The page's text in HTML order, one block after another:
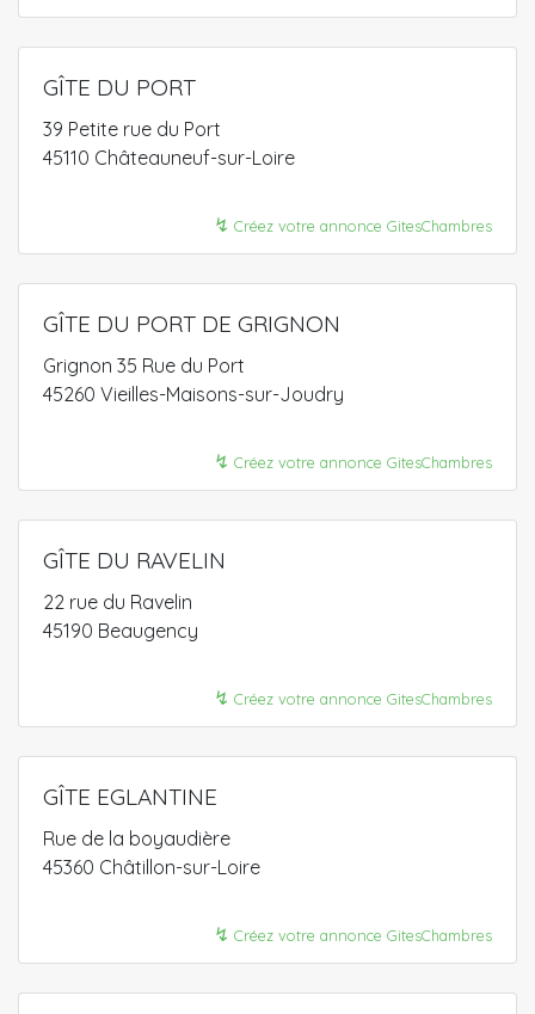
GÎTE DU PORT
39 Petite rue du Port
45110 Châteauneuf-sur-Loire
↯ Créez votre annonce GitesChambres
GÎTE DU PORT DE GRIGNON
Grignon 35 Rue du Port
45260 Vieilles-Maisons-sur-Joudry
↯ Créez votre annonce GitesChambres
GÎTE DU RAVELIN
22 rue du Ravelin
45190 Beaugency
↯ Créez votre annonce GitesChambres
GÎTE EGLANTINE
Rue de la boyaudière
45360 Châtillon-sur-Loire
↯ Créez votre annonce GitesChambres